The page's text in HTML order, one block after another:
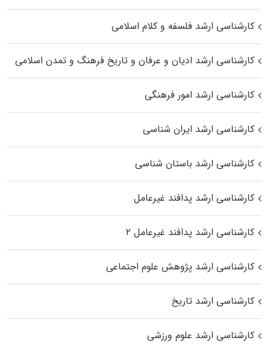
کارشناسی ارشد فلسفه و کلام اسلامی
کارشناسی ارشد ادیان و عرفان و تاریخ فرهنگ و تمدن اسلامی
کارشناسی ارشد امور فرهنگی
کارشناسی ارشد ایران شناسی
کارشناسی ارشد باستان شناسی
کارشناسی ارشد پدافند غیرعامل
کارشناسی ارشد پدافند غیرعامل ۲
کارشناسی ارشد پژوهش علوم اجتماعی
کارشناسی ارشد تاریخ
کارشناسی ارشد علوم ورزشی